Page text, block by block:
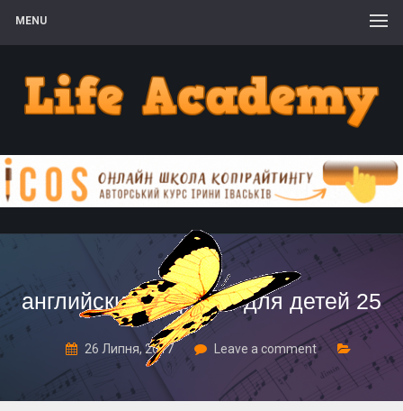
MENU
английский алфавит для детей 25
26 Липня, 2017 Leave a comment